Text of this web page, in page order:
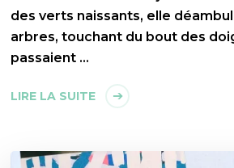
des verts naissants, elle
arbres, touchant du bout des
passaient …
LIRE LA SUITE